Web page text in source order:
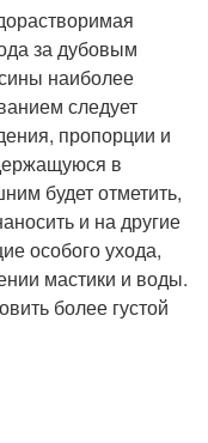
за дубовым
наиболее
следует
пропорции и
в
будет отметить,
и на другие
особого ухода,
мастики и воды.
более густой